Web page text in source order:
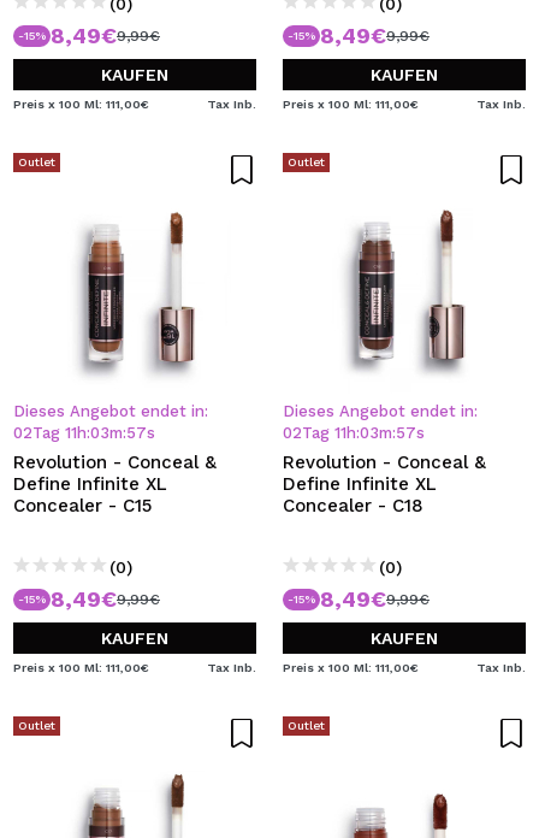
-15% 8,49€9,99€
KAUFEN
Preis x 100 Ml: 111,00€ Tax Inb.
-15% 8,49€9,99€
KAUFEN
Preis x 100 Ml: 111,00€ Tax Inb.
Outlet
Dieses Angebot endet in:
02Tag 11 h:03m:57s
Revolution - Conceal &
Define Infinite XL
Concealer - C15
(0)
-15% 8,49€9,99€
KAUFEN
Preis x 100 Ml: 111,00€ Tax Inb.
Outlet
Dieses Angebot endet in:
02Tag 11 h:03m:57s
Revolution - Conceal &
Define Infinite XL
Concealer - C18
(0)
-15% 8,49€9,99€
KAUFEN
Preis x 100 Ml: 111,00€ Tax Inb.
Outlet Outlet